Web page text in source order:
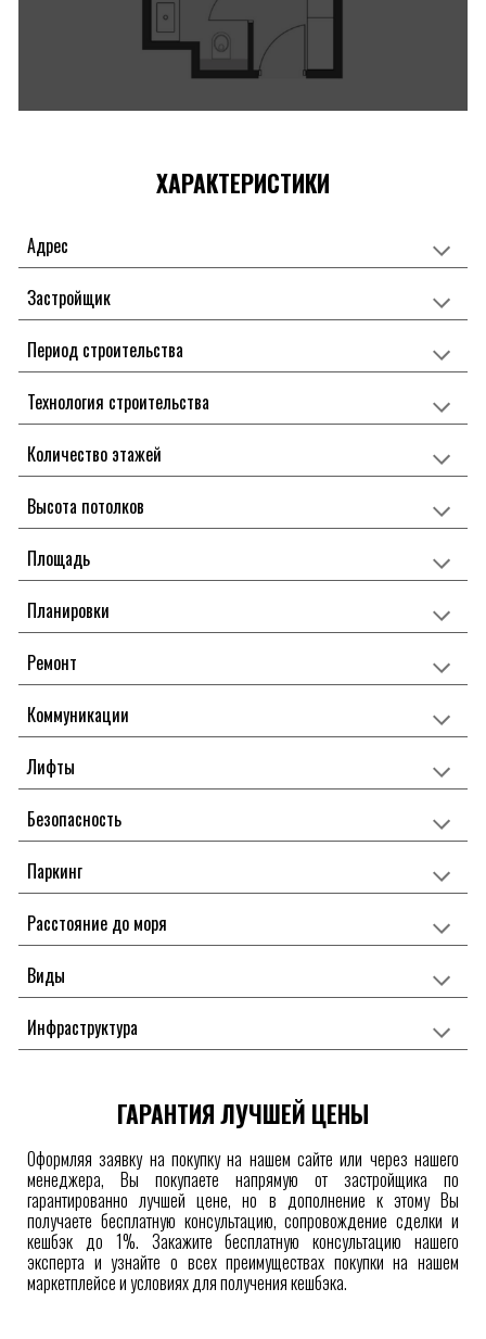
ХАРАКТЕРИСТИКИ
Адрес
Застройщик
Период строительства
Технология строительства
Количество этажей
Высота потолков
Площадь
Планировки
Ремонт
Коммуникации
Лифты
Безопасность
Паркинг
Расстояние до моря
Виды
Инфраструктура
ГАРАНТИЯ ЛУЧШЕЙ ЦЕНЫ
Оформляя заявку на покупку на нашем сайте или через нашего
менеджера, Вы покупаете напрямую от застройщика по
гарантированно лучшей цене, но в дополнение к этому Вы
получаете бесплатную консультацию, сопровождение сделки и
кешбэк до 1%. Закажите бесплатную консультацию нашего
эксперта и узнайте о всех преимуществах покупки на нашем
маркетплейсеи условиях для получениякешбэка.